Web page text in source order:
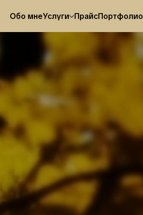
Обо мнеУслуги ПрайсПортфолио